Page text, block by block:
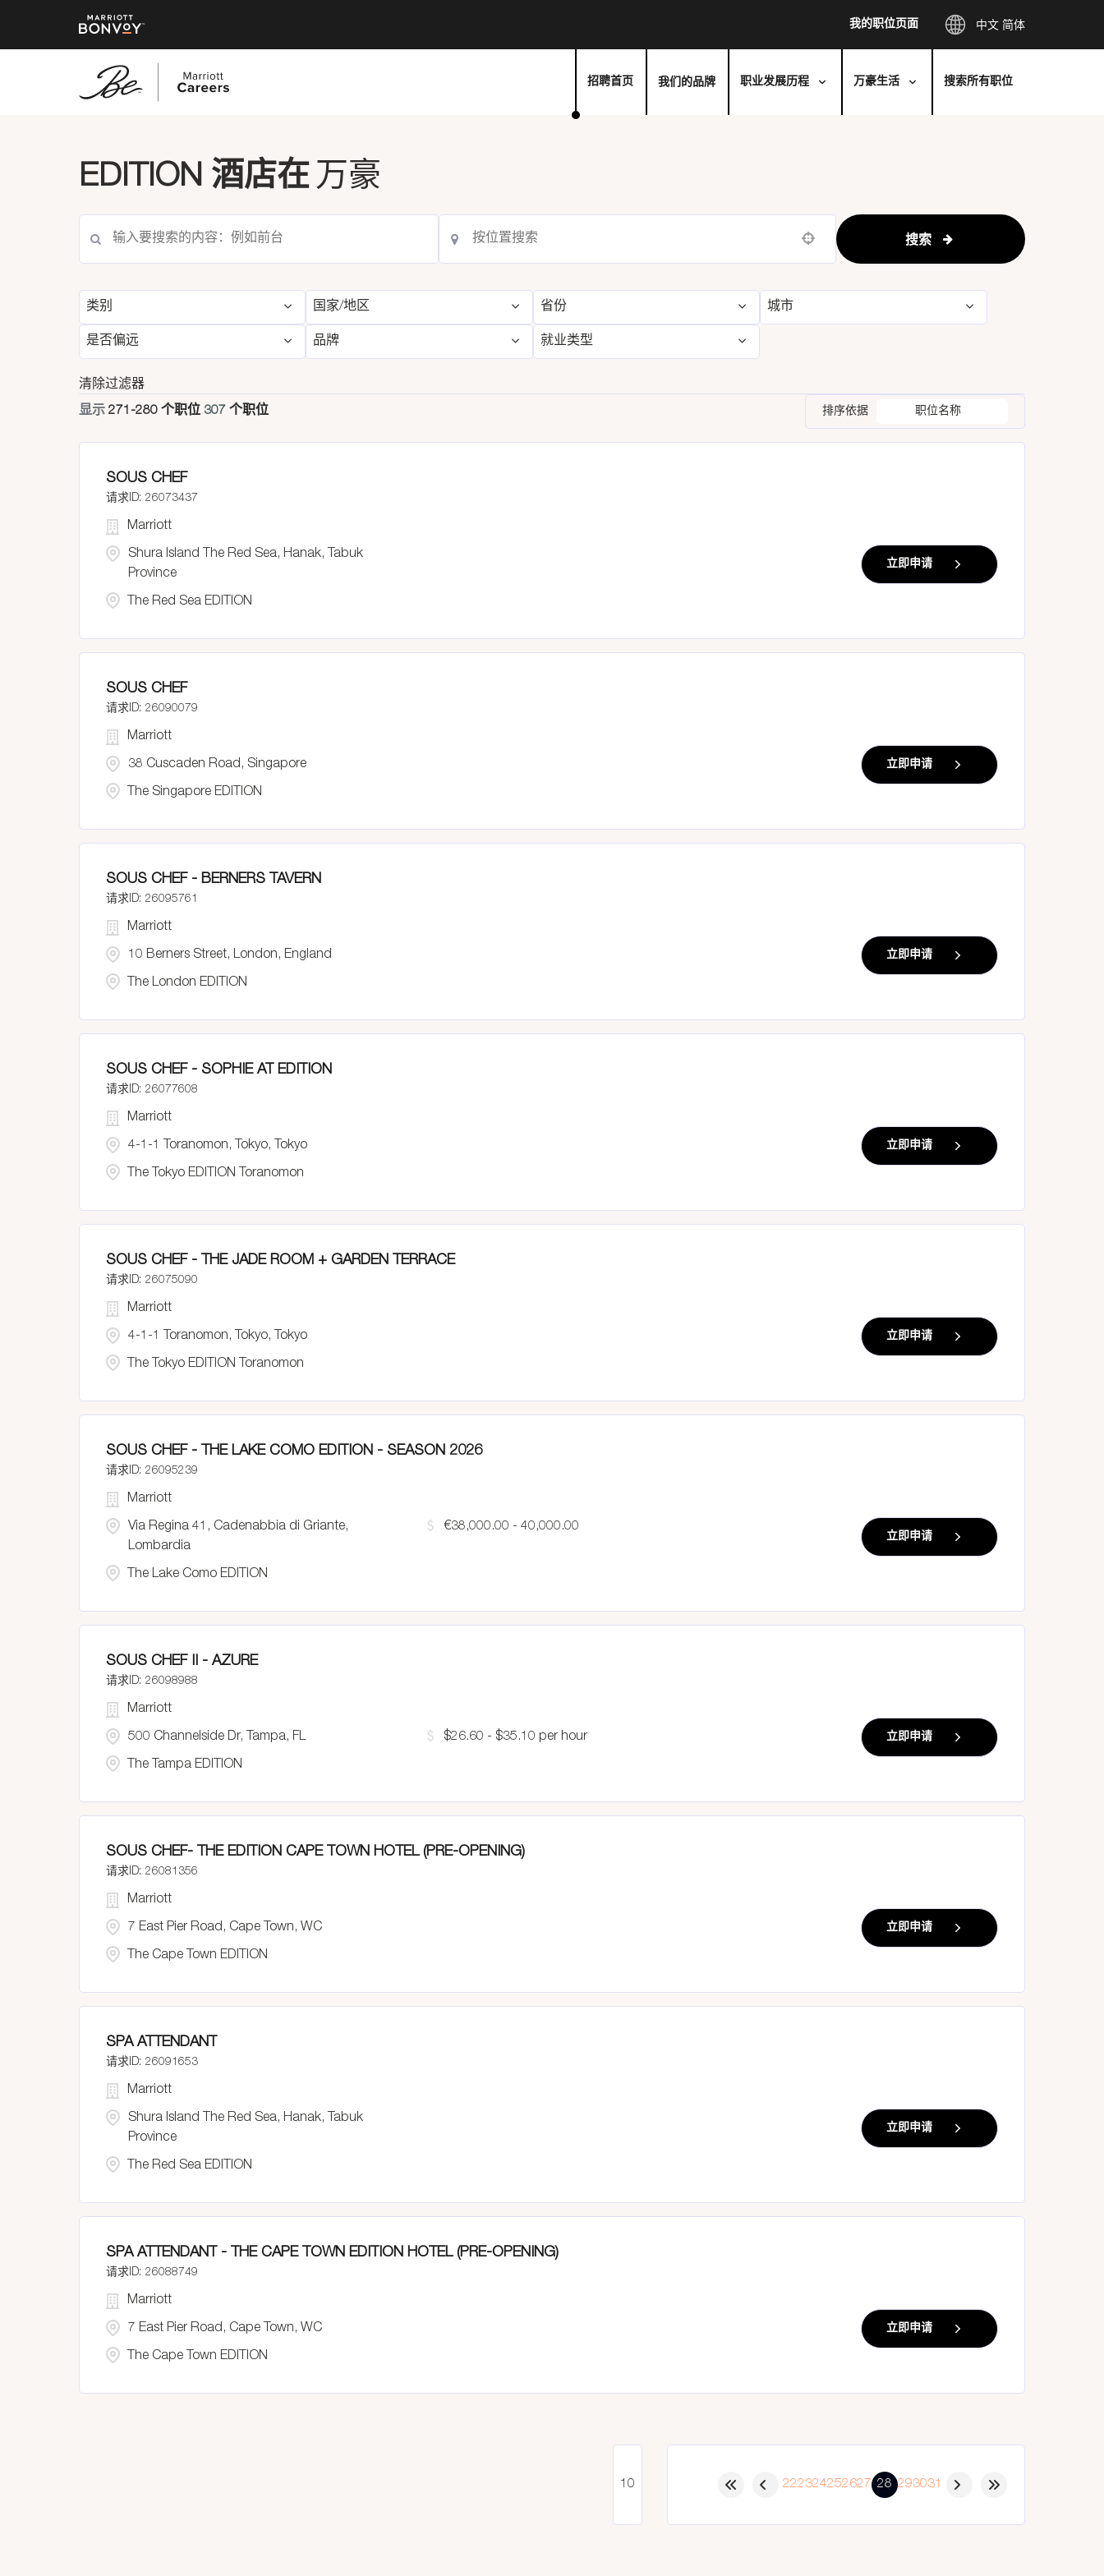
我的职位页面 中文 简体
招聘首页 我们的品牌 职业发展历程 万豪生活 搜索所有职位
EDITION 酒店在 万豪
搜索
类别 国家/地区 省份 城市
是否偏远 品牌 就业类型
清除过滤器
显示 271 -280 个职位 307 个职位 排序依据 职位名称
SOUS CHEF
26073437
Shura Island The Red Sea, Hanak, Tabuk
Province
Marriott
The Red Sea EDITION
立即申请
SOUS CHEF
26090079
38 Cuscaden Road, Singapore
Marriott
The Singapore EDITION
立即申请
SOUS CHEF - BERNERS TAVERN
26095761
10 Berners Street, London, England
Marriott
The London EDITION
立即申请
SOUS CHEF - SOPHIE AT EDITION
26077608
4-1-1 Toranomon, Tokyo, Tokyo
Marriott
The Tokyo EDITION Toranomon
立即申请
SOUS CHEF - THE JADE ROOM + GARDEN TERRACE
26075090
4-1-1 Toranomon, Tokyo, Tokyo
Marriott
The Tokyo EDITION Toranomon
立即申请
SOUS CHEF - THE LAKE COMO EDITION - SEASON 2026
26095239
Via Regina 41, Cadenabbia di Griante,
Lombardia
Marriott
The Lake Como EDITION
€38,000.00 - 40,000.00
立即申请
SOUS CHEF II - AZURE
26098988
500 Channelside Dr, Tampa, FL
Marriott
The Tampa EDITION
$26.60 - $35.10 per hour 立即申请
SOUS CHEF- THE EDITION CAPE TOWN HOTEL (PRE-OPENING)
26081356
7 East Pier Road, Cape Town, WC
Marriott
The Cape Town EDITION
立即申请
SPA ATTENDANT
26091653
Shura Island The Red Sea, Hanak, Tabuk
Province
Marriott
The Red Sea EDITION
立即申请
SPA ATTENDANT - THE CAPE TOWN EDITION HOTEL (PRE-OPENING)
26088749
7 East Pier Road, Cape Town, WC
Marriott
The Cape Town EDITION
立即申请
222324252627 28 293031